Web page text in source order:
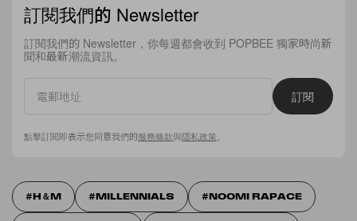
訂閱我們的 Newsletter
訂閱我們的 Newsletter，你每週都會收到 POPBEE 獨家時尚新
聞和最新潮流資訊。
訂閱
點擊訂閱即表示您同意我們的服務條款與隱私政策
H＆M MILLENNIALS NOOMI RAPACE